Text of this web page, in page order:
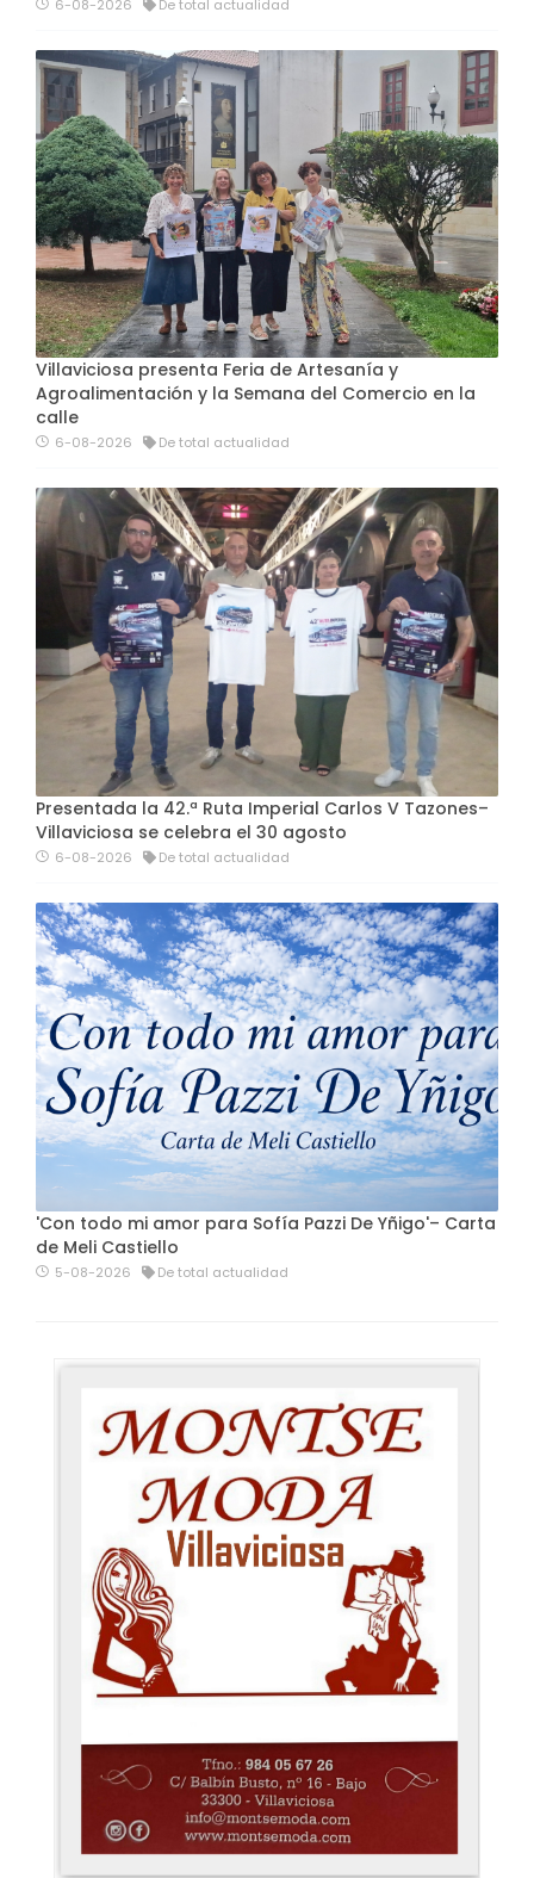
6-08-2026 De total actualidad
Villaviciosa presenta Feria de Artesanía y
Agroalimentación y la Semana del Comercio en la
calle
6-08-2026 De total actualidad
Presentada la 42.ª Ruta Imperial Carlos V Tazones–
Villaviciosa se celebra el 30 agosto
6-08-2026 De total actualidad
'Con todo mi amor para Sofía Pazzi De Yñigo'– Carta
de Meli Castiello
5-08-2026 De total actualidad